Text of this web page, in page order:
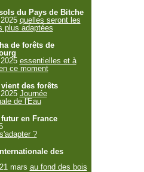
du Pays de Bitche
quelles seront les
plus adaptées
de forêts de
essentielles et à
ce moment
des forêts
Journée
de l'Eau
en France
?
des
mars au fond des bois